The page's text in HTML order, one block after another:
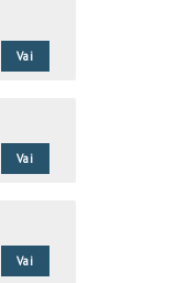
Vai
Vai
Vai